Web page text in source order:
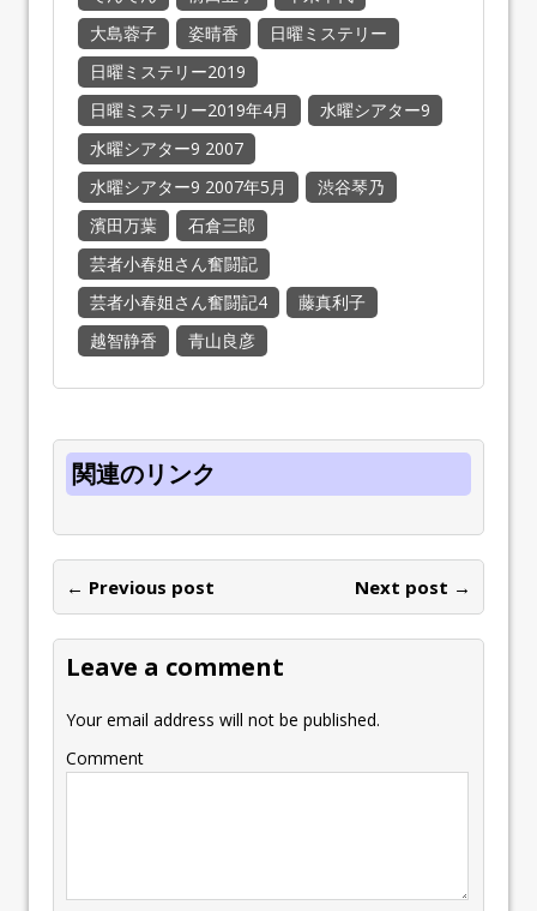
大島蓉子
姿晴香
日曜ミステリー
日曜ミステリー2019
日曜ミステリー2019年4月
水曜シアター9
水曜シアター9 2007
水曜シアター9 2007年5月
渋谷琴乃
濱田万葉
石倉三郎
芸者小春姐さん奮闘記
芸者小春姐さん奮闘記4
藤真利子
越智静香
青山良彦
関連のリンク
← Previous post Next post →
Leave a comment
Your email address will not be published.
Comment